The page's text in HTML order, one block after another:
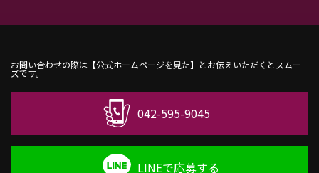
お問い合わせの際は【公式ホームページを見た】とお伝えいただくとスムー
ズです。
042-595-9045
LINEで応募する